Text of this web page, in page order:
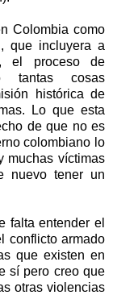
Colombia como
que incluyera a
el proceso de
tantas cosas
histórica de
Lo que esta
de que no es
colombiano lo
muchas víctimas
nuevo tener un
falta entender el
conflicto armado
que existen en
sí pero creo que
otras violencias